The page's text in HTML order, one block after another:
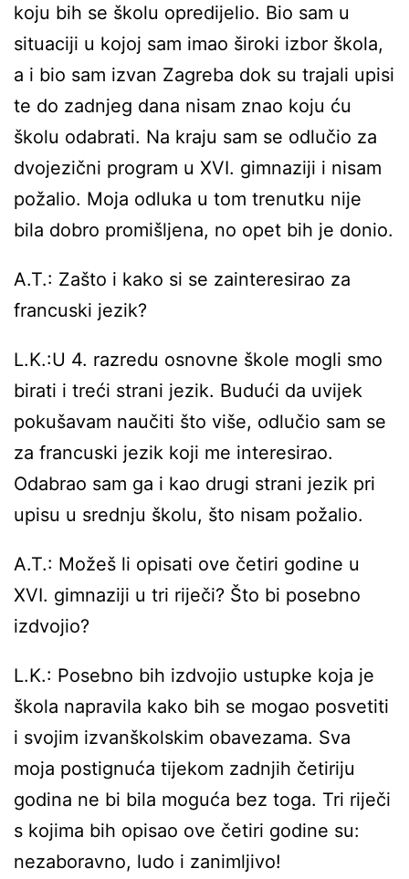
koju bih se školu opredijelio. Bio sam u
situaciji u kojoj sam imao široki izbor škola,
a i bio sam izvan Zagreba dok su trajali upisi
te do zadnjeg dana nisam znao koju ću
školu odabrati. Na kraju sam se odlučio za
dvojezični program u XVI. gimnaziji i nisam
požalio. Moja odluka u tom trenutku nije
bila dobro promišljena, no opet bih je donio.
A.T.: Zašto i kako si se zainteresirao za
francuski jezik?
L.K.:U 4. razredu osnovne škole mogli smo
birati i treći strani jezik. Budući da uvijek
pokušavam naučiti što više, odlučio sam se
za francuski jezik koji me interesirao.
Odabrao sam ga i kao drugi strani jezik pri
upisu u srednju školu, što nisam požalio.
A.T.: Možeš li opisati ove četiri godine u
XVI. gimnaziji u tri riječi? Što bi posebno
izdvojio?
L.K.: Posebno bih izdvojio ustupke koja je
škola napravila kako bih se mogao posvetiti
i svojim izvanškolskim obavezama. Sva
moja postignuća tijekom zadnjih četiriju
godina ne bi bila moguća bez toga. Tri riječi
s kojima bih opisao ove četiri godine su:
nezaboravno, ludo i zanimljivo!